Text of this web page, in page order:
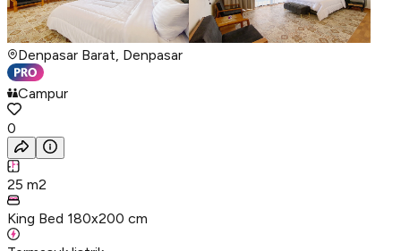
Denpasar Barat, Denpasar
Campur
0
25 m2
King Bed 180x200 cm